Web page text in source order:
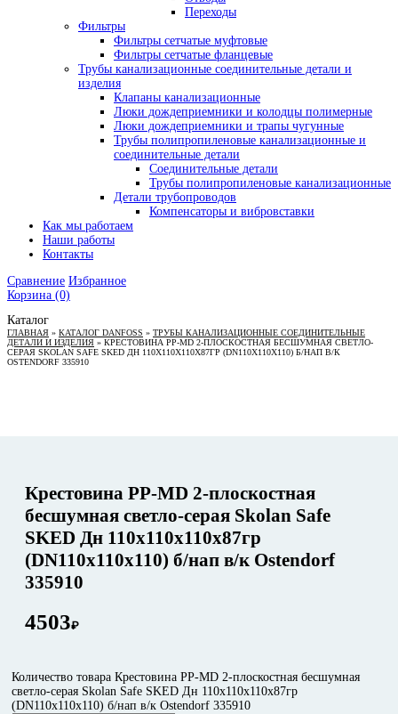
Переходы
Фильтры
Фильтры сетчатые муфтовые
Фильтры сетчатые фланцевые
Трубы канализационные соединительные детали и
изделия
Клапаны канализационные
Люки дождеприемники и колодцы полимерные
Люки дождеприемники и трапы чугунные
Трубы полипропиленовые канализационные и
соединительные детали
Соединительные детали
Трубы полипропиленовые канализационные
Детали трубопроводов
Компенсаторы и вибровставки
Как мы работаем
Наши работы
Контакты
Сравнение Избранное
Корзина (0)
Каталог
ГЛАВНАЯ » КАТАЛОГ DANFOSS » ТРУБЫ КАНАЛИЗАЦИОННЫЕ СОЕДИНИТЕЛЬНЫЕ
ДЕТАЛИ И ИЗДЕЛИЯ » КРЕСТОВИНА PP-MD 2-ПЛОСКОСТНАЯ БЕСШУМНАЯ СВЕТЛО-
СЕРАЯ SKOLAN SAFE SKED ДН 110Х110Х110Х87ГР (DN110Х110Х110) Б/НАП В/К
OSTENDORF 335910
Крестовина PP-MD 2-плоскостная
бесшумная светло-серая Skolan Safe
SKED Дн 110х110х110х87гр
(DN110х110х110) б/нап в/к Ostendorf
335910
4503₽
Количество товара Крестовина PP-MD 2-плоскостная бесшумная
светло-серая Skolan Safe SKED Дн 110х110х110х87гр
(DN110х110х110) б/нап в/к Ostendorf 335910